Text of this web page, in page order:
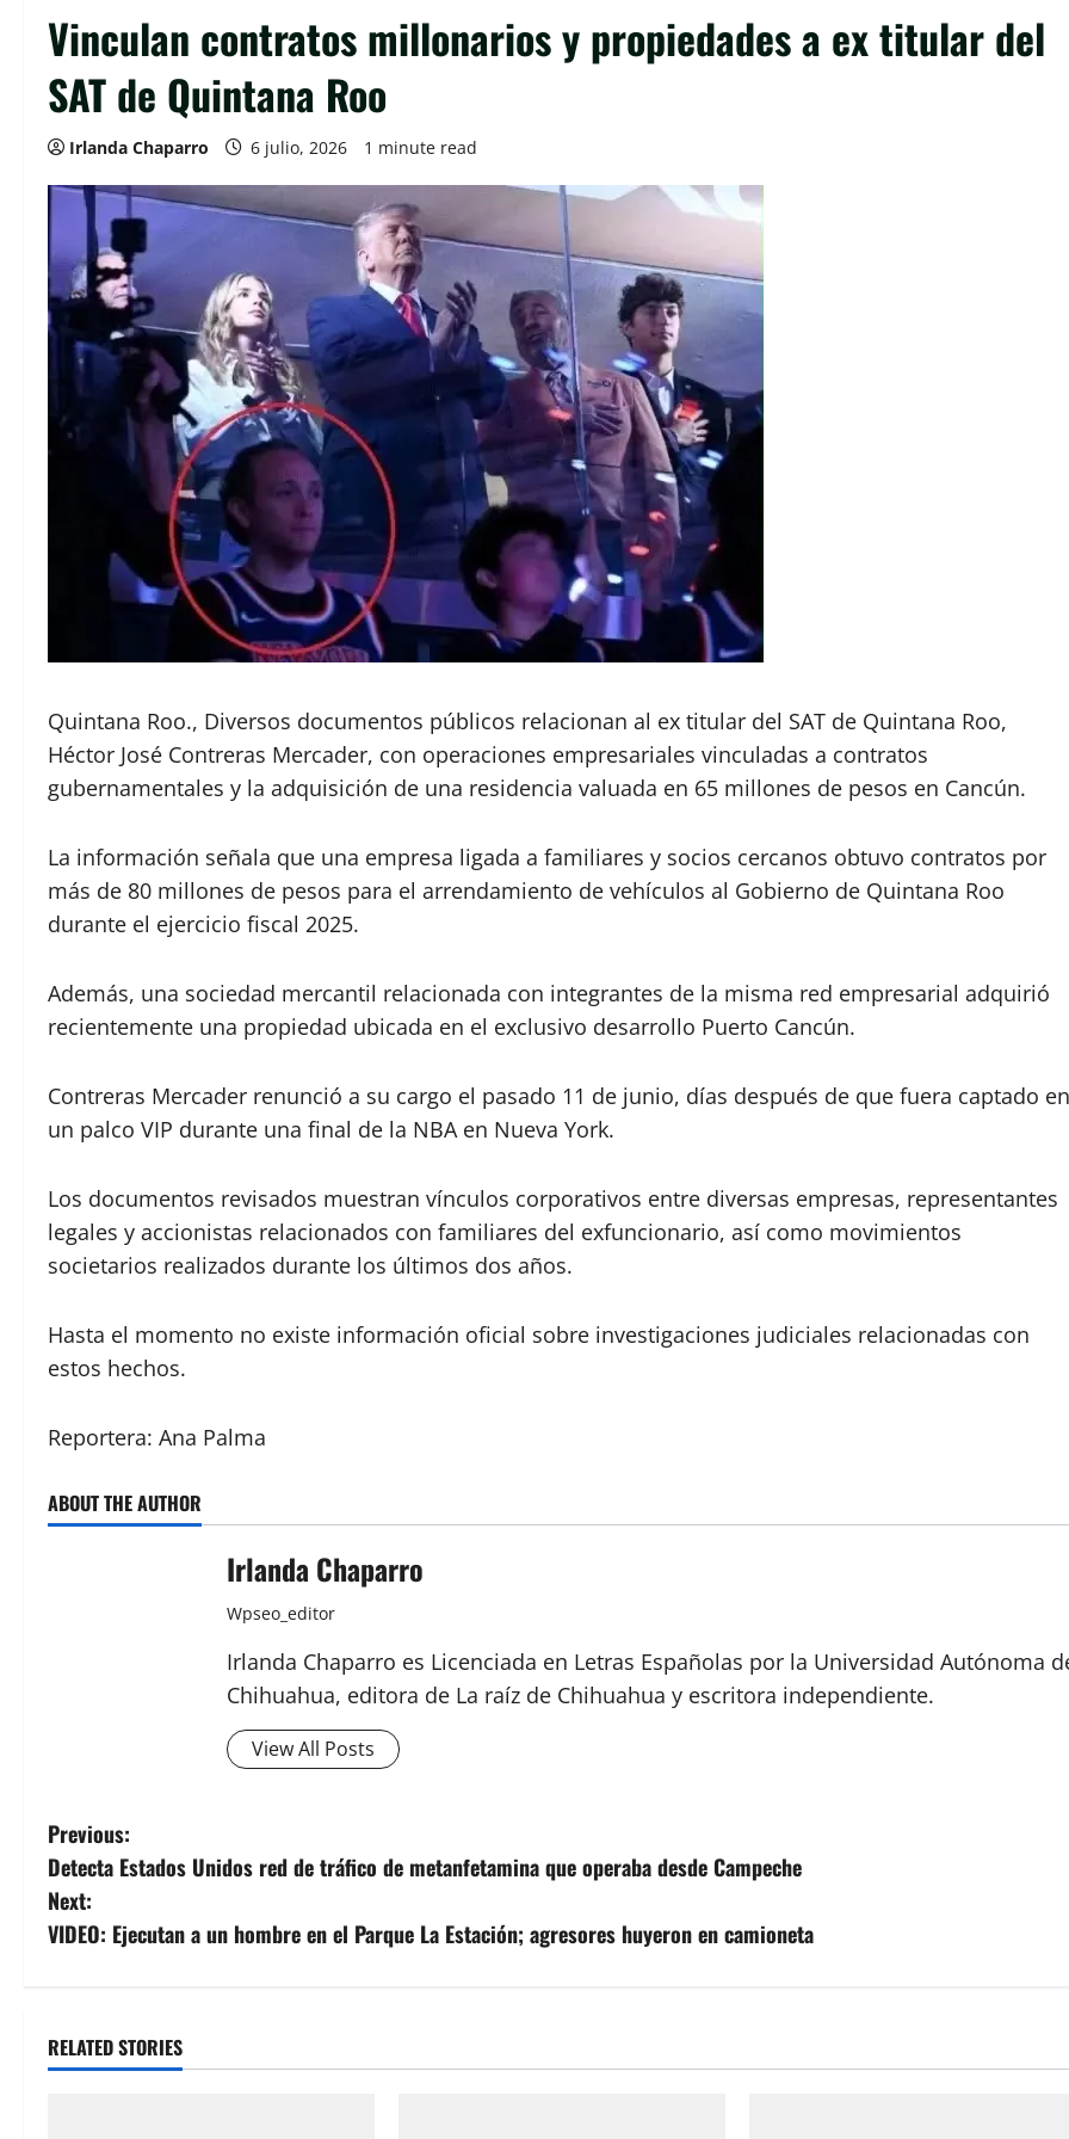
Vinculan contratos millonarios y propiedades a ex titular del
SAT de Quintana Roo
Irlanda Chaparro 6 julio, 2026 1 minute read
Quintana Roo., Diversos documentos públicos relacionan al ex titular del SAT de Quintana Roo,
Héctor José Contreras Mercader, con operaciones empresariales vinculadas a contratos
gubernamentales y la adquisición de una residencia valuada en 65 millones de pesos en Cancún.
La información señala que una empresa ligada a familiares y socios cercanos obtuvo contratos por
más de 80 millones de pesos para el arrendamiento de vehículos al Gobierno de Quintana Roo
durante el ejercicio fiscal 2025.
Además, una sociedad mercantil relacionada con integrantes de la misma red empresarial adquirió
recientemente una propiedad ubicada en el exclusivo desarrollo Puerto Cancún.
Contreras Mercader renunció a su cargo el pasado 11 de junio, días después de que fuera captado en
un palco VIP durante una final de la NBA en Nueva York.
Los documentos revisados muestran vínculos corporativos entre diversas empresas, representantes
legales y accionistas relacionados con familiares del exfuncionario, así como movimientos
societarios realizados durante los últimos dos años.
Hasta el momento no existe información oficial sobre investigaciones judiciales relacionadas con
estos hechos.
Reportera: Ana Palma
ABOUT THE AUTHOR
Irlanda Chaparro
Wpseo_editor
Irlanda Chaparro es Licenciada en Letras Españolas por la Universidad Autónoma
Chihuahua, editora de La raíz de Chihuahua y escritora independiente.
View All Posts
P
o
s
n
Previous:
Detecta Estados Unidos red de tráfico de metanfetamina que operaba desde Campeche
Next:
VIDEO: Ejecutan a un hombre en el Parque La Estación; agresores huyeron en camioneta
RELATED STORIES